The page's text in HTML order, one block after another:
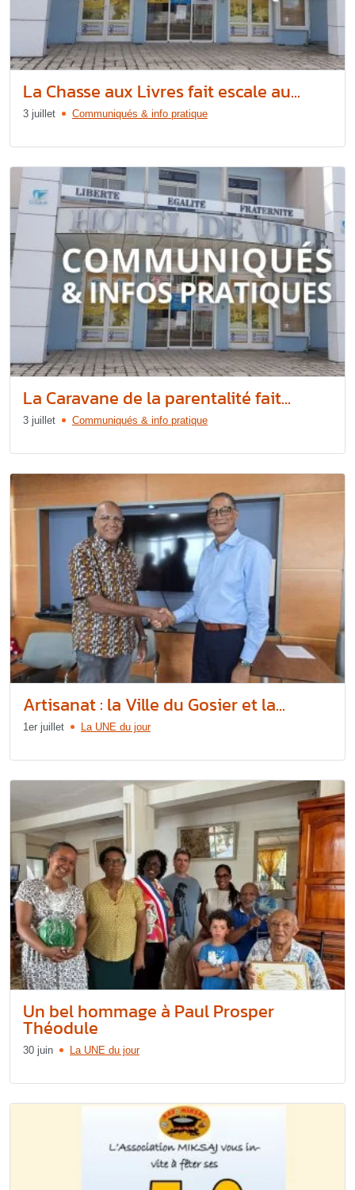
La Chasse aux Livres fait escale au...
3 juillet Communiqués & info pratique
La Caravane de la parentalité fait...
3 juillet Communiqués & info pratique
Artisanat : la Ville du Gosier et la...
1er juillet La UNE du jour
Un bel hommage à Paul Prosper
Théodule
30 juin La UNE du jour